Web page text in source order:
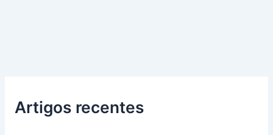
Artigos recentes